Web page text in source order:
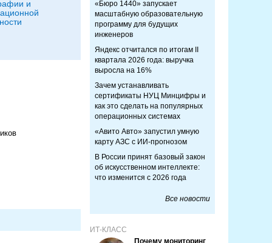
и
«Бюро 1440» запускает
масштабную образовательную
программу для будущих
инженеров
Яндекс отчитался по итогам II
квартала 2026 года: выручка
выросла на 16%
Зачем устанавливать
сертификаты НУЦ Минцифры и
как это сделать на популярных
операционных системах
«Авито Авто» запустил умную
карту АЗС с ИИ-прогнозом
В России принят базовый закон
об искусственном интеллекте:
что изменится с 2026 года
Все новости
ИТ-КЛАСС
Почему мониторинг